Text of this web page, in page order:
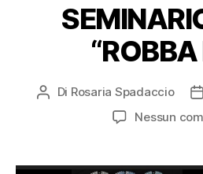
Di Rosaria Spadaccio
Nessun